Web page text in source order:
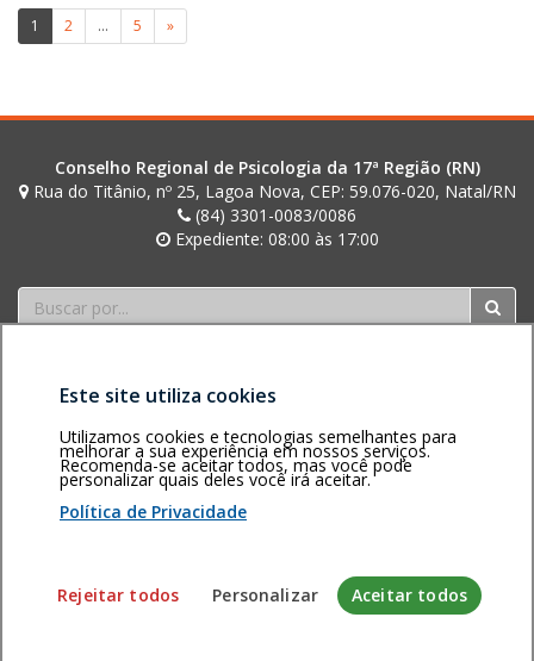
o
s
Paginação
posts
1 2 … 5 »
Conselho Regional de Psicologia da 17ª Região (RN)
Rua do Titânio, nº 25, Lagoa Nova, CEP: 59.076-020, Natal/RN
(84) 3301-0083/0086
Expediente: 08:00 às 17:00
Buscar
Área restritaPolítica de
privacidade
Personalização
de cookies
Voltar ao topo
Sistema desenvolvido pela Gerência de Tecnologia da
Este site utiliza cookies
Utilizamos cookies e tecnologias semelhantes para
melhorar a sua experiência em nossos serviços.
Recomenda-se aceitar todos, mas você pode
personalizar quais deles você irá aceitar.
Política de Privacidade
Rejeitar todos Personalizar Aceitar todos